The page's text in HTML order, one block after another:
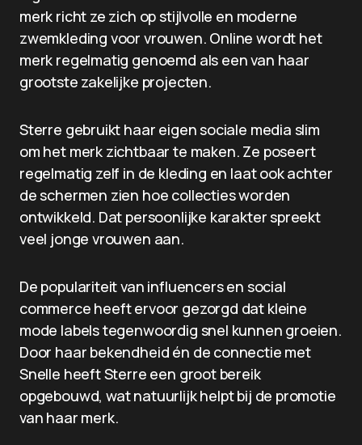
merk richt ze zich op stijlvolle en moderne
zwemkleding voor vrouwen. Online wordt het
merk regelmatig genoemd als een van haar
grootste zakelijke projecten.
Sterre gebruikt haar eigen sociale media slim
om het merk zichtbaar te maken. Ze poseert
regelmatig zelf in de kleding en laat ook achter
de schermen zien hoe collecties worden
ontwikkeld. Dat persoonlijke karakter spreekt
veel jonge vrouwen aan.
De populariteit van influencers en social
commerce heeft ervoor gezorgd dat kleine
mode labels tegenwoordig snel kunnen groeien.
Door haar bekendheid én de connectie met
Snelle heeft Sterre een groot bereik
opgebouwd, wat natuurlijk helpt bij de promotie
van haar merk.